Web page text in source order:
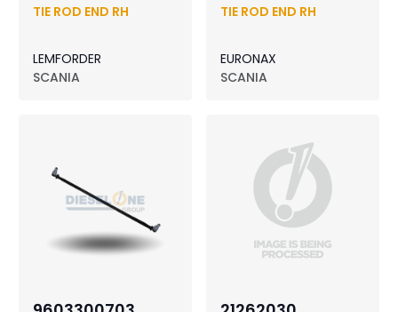
TIE ROD END RH
LEMFORDER
SCANIA
TIE ROD END RH
EURONAX
SCANIA